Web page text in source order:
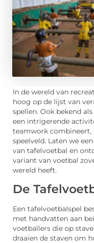
In de wereld van
hoog op de lijst van
spellen. Ook bekend
een intrigerende
teamwork combineert,
speelveld. Laten we
van tafelvoetbal en
variant van voetbal
wereld heeft.
De
Een tafelvoetbalspel
met handvatten aan
voetballers die op
draaien de staven om